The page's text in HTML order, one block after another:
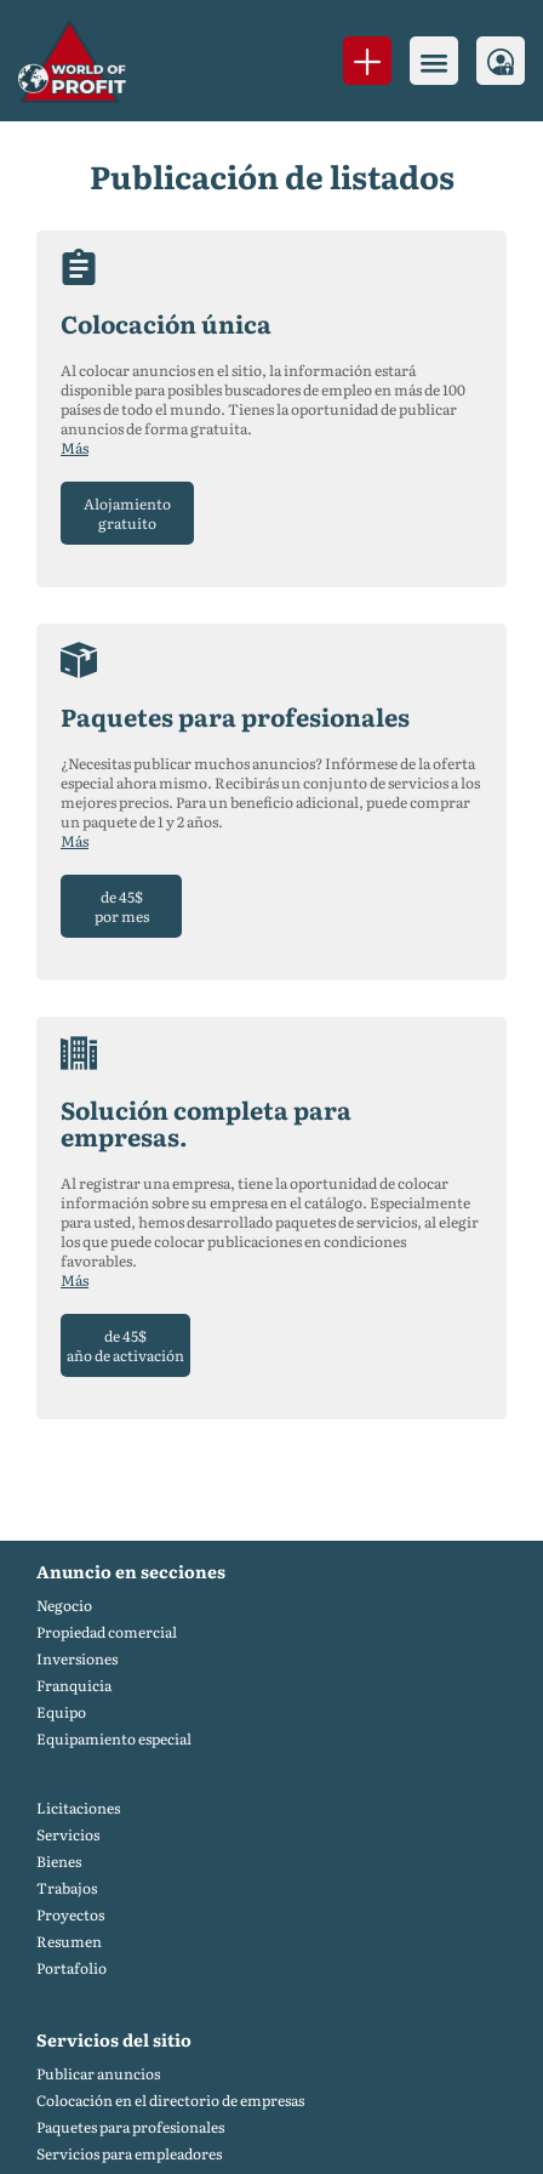
Publicación de listados
Colocación única
Al colocar anuncios en el sitio, la información estará
disponible para posibles buscadores de empleo en más de 100
países de todo el mundo. Tienes la oportunidad de publicar
anuncios de forma gratuita.
Más
Alojamiento
gratuito
Paquetes para profesionales
¿Necesitas publicar muchos anuncios? Infórmese de la oferta
especial ahora mismo. Recibirás un conjunto de servicios a los
mejores precios. Para un beneficio adicional, puede comprar
un paquete de 1 y 2 años.
Más
de 45$
por mes
Solución completa para
empresas.
Al registrar una empresa, tiene la oportunidad de colocar
información sobre su empresa en el catálogo. Especialmente
para usted, hemos desarrollado paquetes de servicios, al elegir
los que puede colocar publicaciones en condiciones
favorables.
Más
de 45$
año de activación
Anuncio en secciones
Negocio
Propiedad comercial
Inversiones
Franquicia
Equipo
Equipamiento especial
Licitaciones
Servicios
Bienes
Trabajos
Proyectos
Resumen
Portafolio
Servicios del sitio
Publicar anuncios
Colocación en el directorio de empresas
Paquetes para profesionales
Servicios para empleadores